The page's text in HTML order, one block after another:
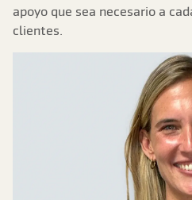
apoyo que sea necesario a
clientes.